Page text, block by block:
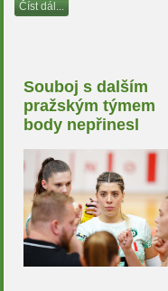
Číst dál...
Souboj s dalším
pražským týmem
body nepřinesl